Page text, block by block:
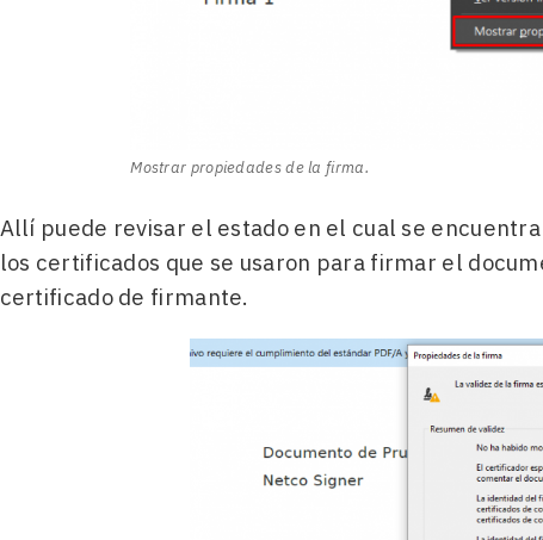
Mostrar propiedades de la firma.
Allí puede revisar el estado en el cual se
los certificados que se usaron para firmar el
certificado de firmante.